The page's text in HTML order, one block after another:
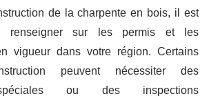
de la charpente en bois, il est
renseigner sur les permis et les
vigueur dans votre région. Certains
peuvent nécessiter des
ou des inspections